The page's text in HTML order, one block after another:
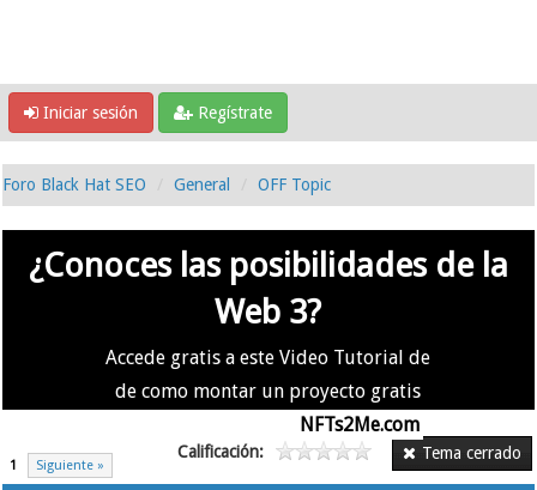
Iniciar sesión Regístrate
Foro Black Hat SEO General OFF Topic
¿Conoces las posibilidades de la
Web 3?
Accede gratis a este Video Tutorial de
de como montar un proyecto gratis
NFTs2Me.com
1 Siguiente »
Tema cerrado
Calificación: